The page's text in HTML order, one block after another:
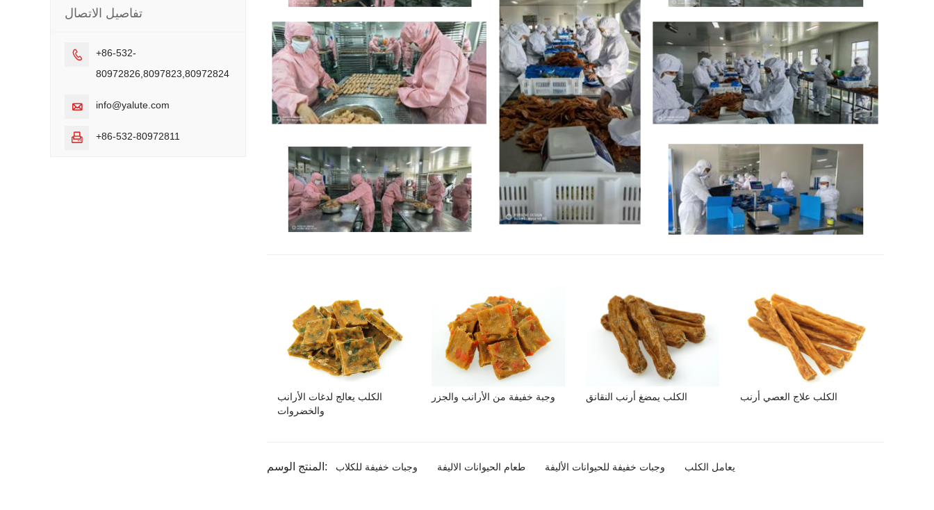
الكلب يعالج لدغات الأرانب
والخضروات
وجبة خفيفة من الأرانب والجزر الكلب يمضغ أرنب النقانق الكلب علاج العصي أرنب
المنتج الوسم: وجبات خفيفة للكلاب طعام الحيوانات الاليفة وجبات خفيفة للحيوانات الأليفة يعامل الكلب
تفاصيل الاتصال

+86-532-
80972826,8097823,80972824
 info@yalute.com
 +86-532-80972811